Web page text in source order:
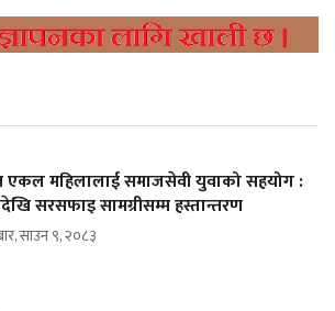
एकल महिलालाई समाजसेवी युवाको सहयोग :
सरसफाइ सामग्रीसम्म हस्तान्तरण
साउन ९, २०८३